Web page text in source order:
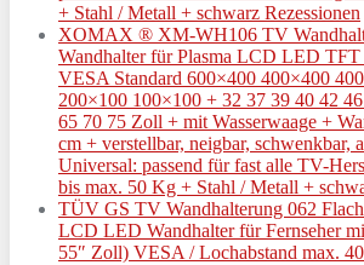
+ Stahl / Metall + schwarz Rezessionen
XOMAX ® XM-WH106 TV
Wandhalter für Plasma LCD LED
VESA Standard 600×400 400×400
200×100 100×100 + 32 37 39 40 42
65 70 75 Zoll + mit Wasserwaage +
cm + verstellbar, neigbar, schwenkbar,
Universal: passend für fast alle TV-
bis max. 50 Kg + Stahl / Metall +
TÜV GS TV Wandhalterung 062
LCD LED Wandhalter für Fernseher
55″ Zoll) VESA / Lochabstand max.